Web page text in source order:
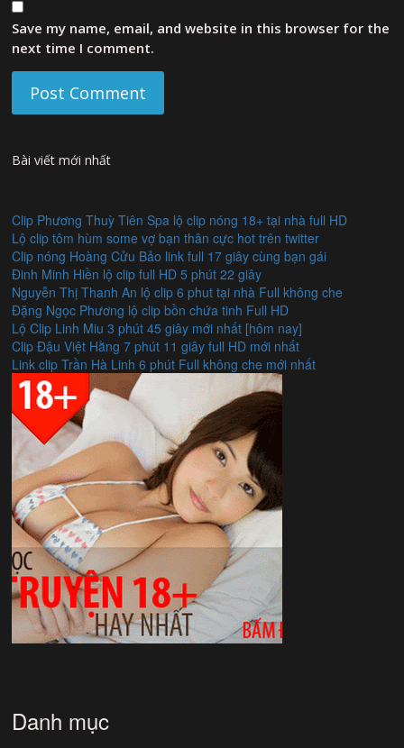
Save my name, email, and website in this browser for the
next time I comment.
Bài viết mới nhất
Clip Phương Thuỳ Tiên Spa lộ clip nóng 18+ tại nhà full HD
Lộ clip tôm hùm some vợ bạn thân cực hot trên twitter
Clip nóng Hoàng Cửu Bảo link full 17 giây cùng bạn gái
Đinh Minh Hiền lộ clip full HD 5 phút 22 giây
Nguyễn Thị Thanh An lộ clip 6 phut tại nhà Full không che
Đặng Ngọc Phương lộ clip bồn chứa tinh Full HD
Lộ Clip Linh Miu 3 phút 45 giây mới nhất [hôm nay]
Clip Đậu Việt Hằng 7 phút 11 giây full HD mới nhất
Link clip Trần Hà Linh 6 phút Full không che mới nhất
Danh mục